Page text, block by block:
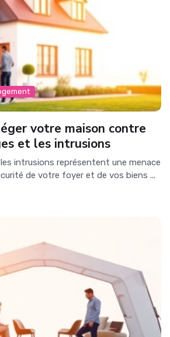
votre maison contre
et les intrusions
intrusions représentent une menace
de votre foyer et de vos biens ...